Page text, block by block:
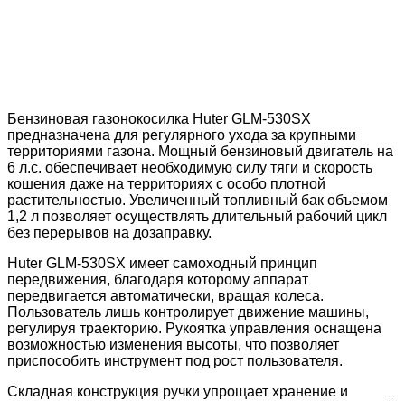
Бензиновая газонокосилка Huter GLM-530SX
предназначена для регулярного ухода за крупными
территориями газона. Мощный бензиновый двигатель на
6 л.с. обеспечивает необходимую силу тяги и скорость
кошения даже на территориях с особо плотной
растительностью. Увеличенный топливный бак объемом
1,2 л позволяет осуществлять длительный рабочий цикл
без перерывов на дозаправку.
Huter GLM-530SX имеет самоходный принцип
передвижения, благодаря которому аппарат
передвигается автоматически, вращая колеса.
Пользователь лишь контролирует движение машины,
регулируя траекторию. Рукоятка управления оснащена
возможностью изменения высоты, что позволяет
приспособить инструмент под рост пользователя.
Складная конструкция ручки упрощает хранение и